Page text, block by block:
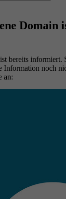
Domain
bereits informiert.
Information noch
an: